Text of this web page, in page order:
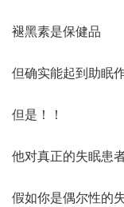
褪黑素是保健品
但确实能起到助眠
但是！！
他对真正的失眠患
假如你是偶尔性的